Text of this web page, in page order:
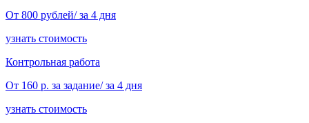
От 800 рублей/ за 4 дня
узнать стоимость
Контрольная работа
От 160 р. за задание/ за 4 дня
узнать стоимость